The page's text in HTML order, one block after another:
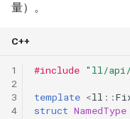
量）。
C++
1
2
3
4
#include "ll/api/
template <ll ::
struct NamedType